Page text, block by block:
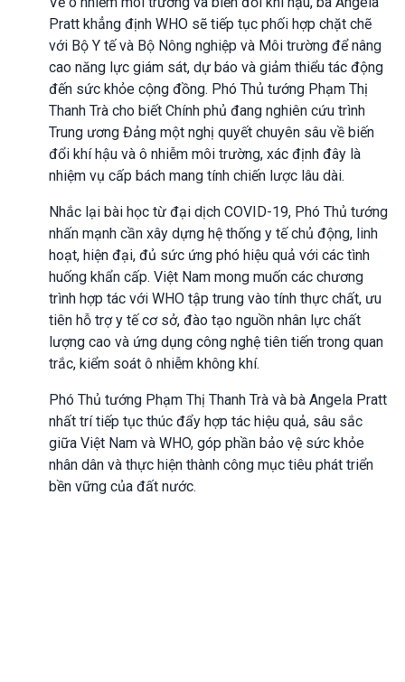
Pratt khẳng định WHO sẽ tiếp tục phối hợp chặt chẽ
với Bộ Y tế và Bộ Nông nghiệp và Môi trường để nâng
cao năng lực giám sát, dự báo và giảm thiểu tác động
đến sức khỏe cộng đồng. Phó Thủ tướng Phạm Thị
Thanh Trà cho biết Chính phủ đang nghiên cứu trình
Trung ương Đảng một nghị quyết chuyên sâu về biến
đổi khí hậu và ô nhiễm môi trường, xác định đây là
nhiệm vụ cấp bách mang tính chiến lược lâu dài.
Nhắc lại bài học từ đại dịch COVID-19, Phó Thủ tướng
nhấn mạnh cần xây dựng hệ thống y tế chủ động, linh
hoạt, hiện đại, đủ sức ứng phó hiệu quả với các tình
huống khẩn cấp. Việt Nam mong muốn các chương
trình hợp tác với WHO tập trung vào tính thực chất, ưu
tiên hỗ trợ y tế cơ sở, đào tạo nguồn nhân lực chất
lượng cao và ứng dụng công nghệ tiên tiến trong quan
trắc, kiểm soát ô nhiễm không khí.
Phó Thủ tướng Phạm Thị Thanh Trà và bà Angela Pratt
nhất trí tiếp tục thúc đẩy hợp tác hiệu quả, sâu sắc
giữa Việt Nam và WHO, góp phần bảo vệ sức khỏe
nhân dân và thực hiện thành công mục tiêu phát triển
bền vững của đất nước.